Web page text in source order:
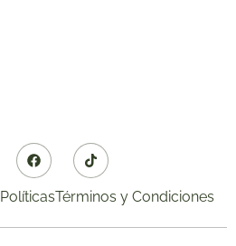
PolíticasTérminos y Condiciones